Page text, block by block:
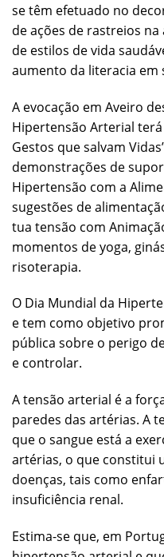
se têm efetuado no
de ações de rastreios
de estilos de vida
aumento da literacia em
A evocação em Aveiro
Hipertensão Arterial
Gestos que salvam
demonstrações de
Hipertensão com a
sugestões de
tua tensão com
momentos de yoga,
risoterapia.
O Dia Mundial da
e tem como objetivo
pública sobre o perigo
e controlar.
A tensão arterial é a
paredes das artérias. A
que o sangue está a
artérias, o que constitui
doenças, tais como
insuficiência renal.
Estima-se que, em